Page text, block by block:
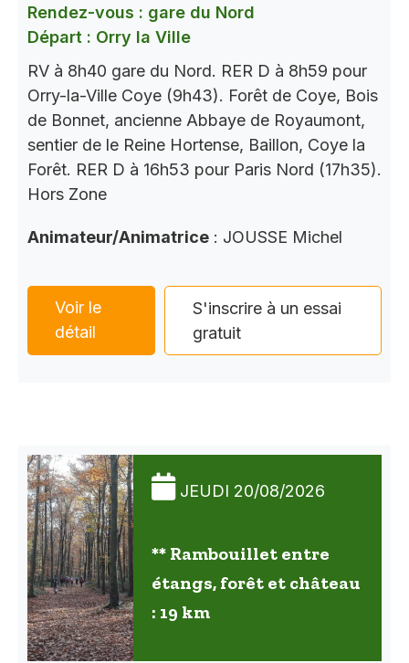
Rendez-vous : gare du Nord
Départ : Orry la Ville
RV à 8h40 gare du Nord. RER D à 8h59 pour
Orry-la-Ville Coye (9h43). Forêt de Coye, Bois
de Bonnet, ancienne Abbaye de Royaumont,
sentier de le Reine Hortense, Baillon, Coye la
Forêt. RER D à 16h53 pour Paris Nord (17h35).
Hors Zone
Animateur/Animatrice : JOUSSE Michel
Voir le
détail
S'inscrire à un essai
gratuit
JEUDI 20/08/2026
** Rambouillet entre
étangs, forêt et château
: 19 km